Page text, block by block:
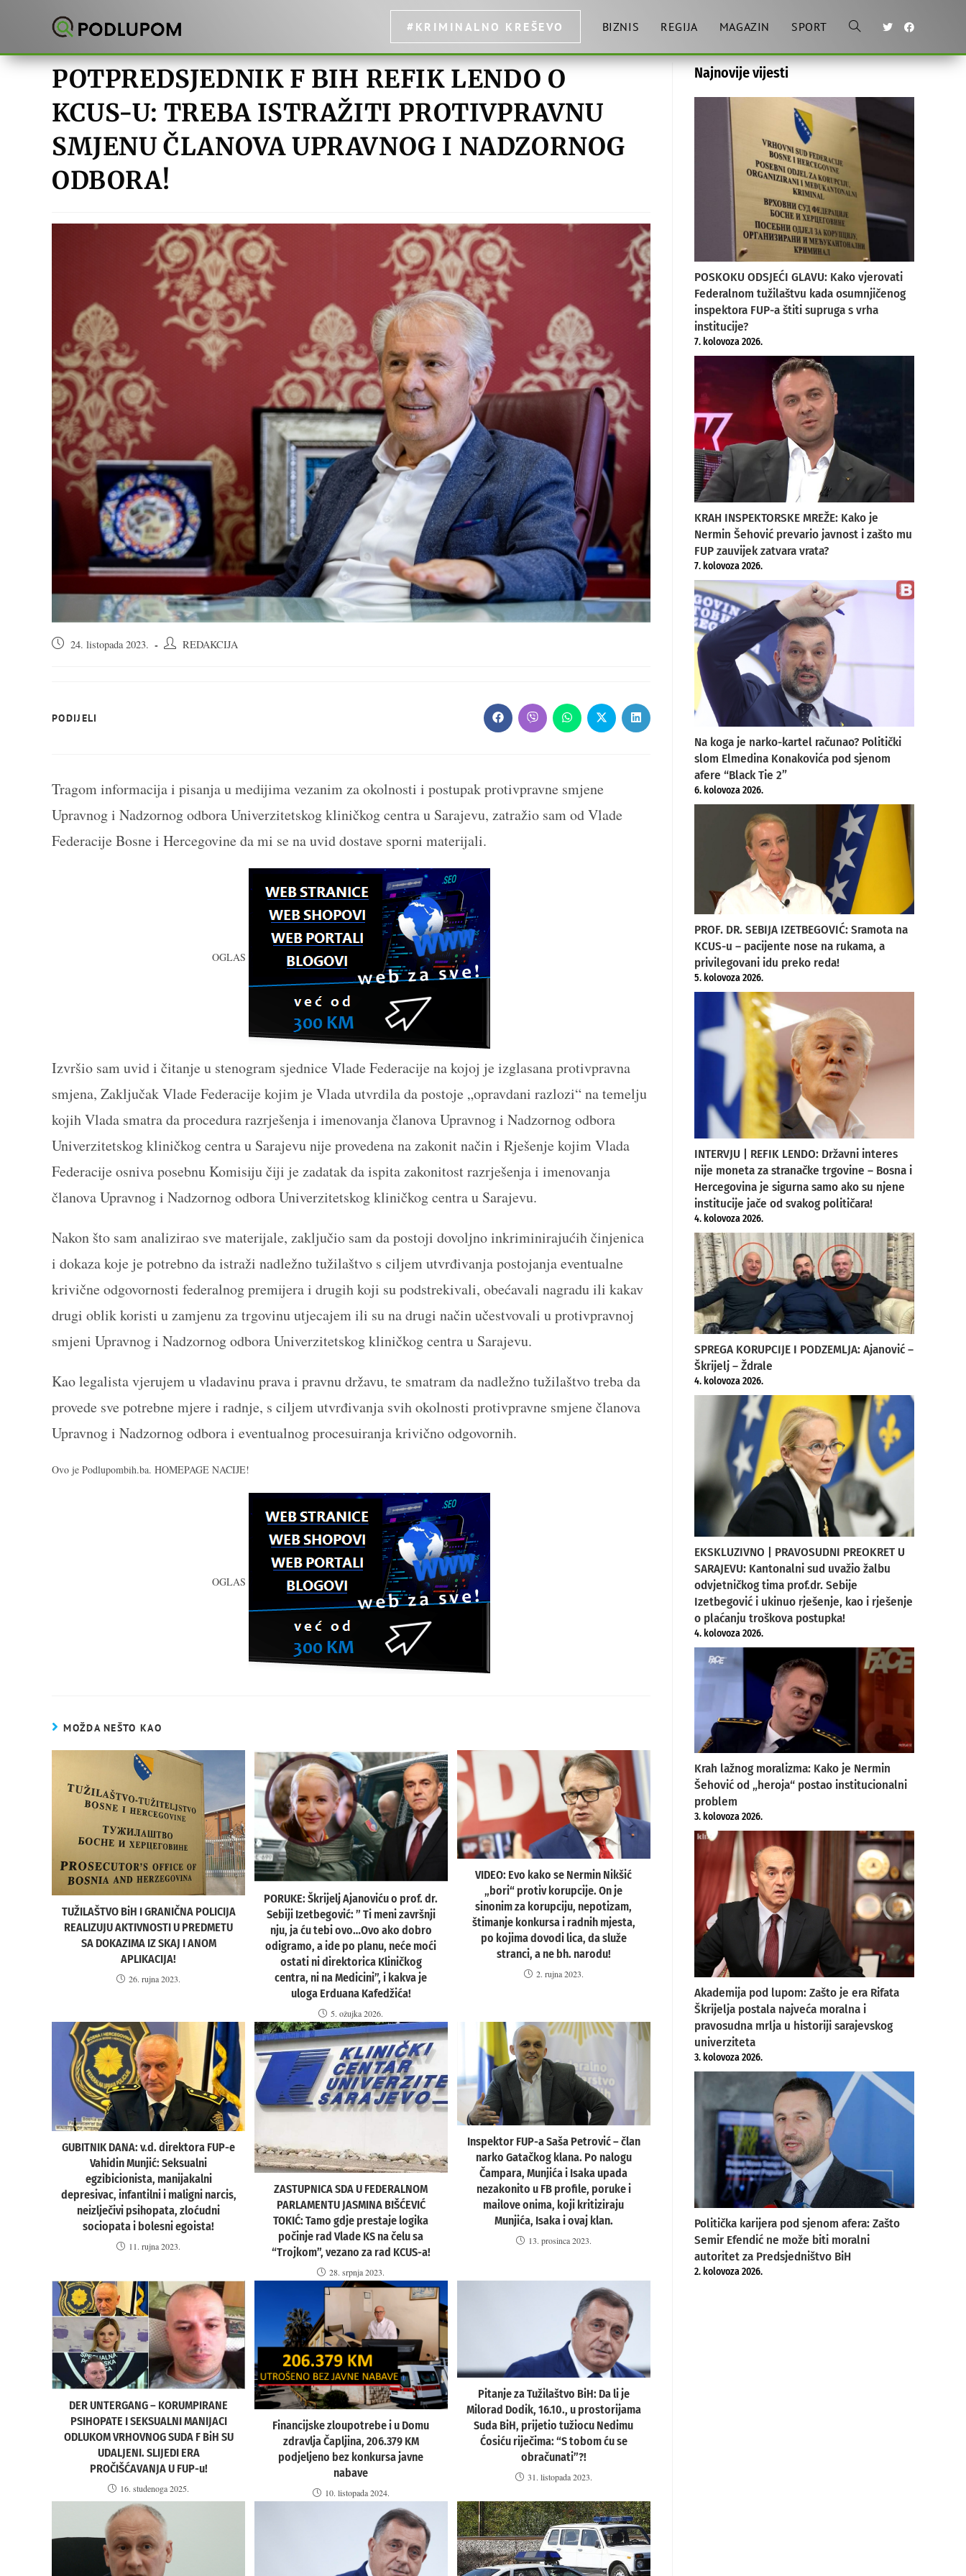
#KRIMINALNO KREŠEVO BIZNIS REGIJA MAGAZIN SPORT Toggle
search
POTPREDSJEDNIK F BIH REFIK LENDO O
KCUS-U: TREBA ISTRAŽITI PROTIVPRAVNU
SMJENU ČLANOVA UPRAVNOG I NADZORNOG
ODBORA!
Objava24. listopada 2023.
AutorREDAKCIJA
PODIJELI Opens
in
Opens
in
Opens
in
Opens
in
Opens
in
Tragom informacija i pisanja u medijima vezanim za okolnosti i postupak protivpravne smjene
Upravnog i Nadzornog odbora Univerzitetskog kliničkog centra u Sarajevu, zatražio sam od Vlade
Federacije Bosne i Hercegovine da mi se na uvid dostave sporni materijali.
OGLAS
Izvršio sam uvid i čitanje u stenogram sjednice Vlade Federacije na kojoj je izglasana protivpravna
smjena, Zaključak Vlade Federacije kojim je Vlada utvrdila da postoje „opravdani razlozi“ na temelju
kojih Vlada smatra da procedura razrješenja i imenovanja članova Upravnog i Nadzornog odbora
Univerzitetskog kliničkog centra u Sarajevu nije provedena na zakonit način i Rješenje kojim Vlada
Federacije osniva posebnu Komisiju čiji je zadatak da ispita zakonitost razrješenja i imenovanja
članova Upravnog i Nadzornog odbora Univerzitetskog kliničkog centra u Sarajevu.
Nakon što sam analizirao sve materijale, zaključio sam da postoji dovoljno inkriminirajućih činjenica
i dokaza koje je potrebno da istraži nadležno tužilaštvo s ciljem utvrđivanja postojanja eventualne
krivične odgovornosti federalnog premijera i drugih koji su podstrekivali, obećavali nagradu ili kakav
drugi oblik koristi u zamjenu za trgovinu utjecajem ili su na drugi način učestvovali u protivpravnoj
smjeni Upravnog i Nadzornog odbora Univerzitetskog kliničkog centra u Sarajevu.
Kao legalista vjerujem u vladavinu prava i pravnu državu, te smatram da nadležno tužilaštvo treba da
provede sve potrebne mjere i radnje, s ciljem utvrđivanja svih okolnosti protivpravne smjene članova
Upravnog i Nadzornog odbora i eventualnog procesuiranja krivično odgovornih.
Ovo je Podlupombih.ba. HOMEPAGE NACIJE!
OGLAS
MOŽDA NEŠTO KAO
TUŽILAŠTVO BiH I GRANIČNA POLICIJA
REALIZUJU AKTIVNOSTI U PREDMETU
SA DOKAZIMA IZ SKAJ I ANOM
APLIKACIJA!
26. rujna 2023.
PORUKE: Škrijelj Ajanoviću o prof. dr.
Sebiji Izetbegović: ” Ti meni završnji
nju, ja ću tebi ovo…Ovo ako dobro
odigramo, a ide po planu, neće moći
ostati ni direktorica Kliničkog
centra, ni na Medicini”, i kakva je
uloga Erduana Kafedžića!
5. ožujka 2026.
VIDEO: Evo kako se Nermin Nikšić
„bori“ protiv korupcije. On je
sinonim za korupciju, nepotizam,
štimanje konkursa i radnih mjesta,
po kojima dovodi lica, da služe
stranci, a ne bh. narodu!
2. rujna 2023.
GUBITNIK DANA: v.d. direktora FUP-e
Vahidin Munjić: Seksualni
egzibicionista, manijakalni
depresivac, infantilni i maligni narcis,
neizlječivi psihopata, zloćudni
sociopata i bolesni egoista!
11. rujna 2023.
ZASTUPNICA SDA U FEDERALNOM
PARLAMENTU JASMINA BIŠĆEVIĆ
TOKIĆ: Tamo gdje prestaje logika
počinje rad Vlade KS na čelu sa
“Trojkom”, vezano za rad KCUS-a!
28. srpnja 2023.
Inspektor FUP-a Saša Petrović – član
narko Gatačkog klana. Po nalogu
Čampara, Munjića i Isaka upada
nezakonito u FB profile, poruke i
mailove onima, koji kritiziraju
Munjića, Isaka i ovaj klan.
13. prosinca 2023.
DER UNTERGANG – KORUMPIRANE
PSIHOPATE I SEKSUALNI MANIJACI
ODLUKOM VRHOVNOG SUDA F BiH SU
UDALJENI. SLIJEDI ERA
PROČIŠĆAVANJA U FUP-u!
16. studenoga 2025.
Financijske zloupotrebe i u Domu
zdravlja Čapljina, 206.379 KM
podjeljeno bez konkursa javne
nabave
10. listopada 2024.
Pitanje za Tužilaštvo BiH: Da li je
Milorad Dodik, 16.10., u prostorijama
Suda BiH, prijetio tužiocu Nedimu
Ćosiću riječima: “S tobom ću se
obračunati”?!
31. listopada 2023.
Najnovije vijesti
POSKOKU ODSJEĆI GLAVU: Kako vjerovati
Federalnom tužilaštvu kada osumnjičenog
inspektora FUP-a štiti supruga s vrha
institucije?
7. kolovoza 2026.
KRAH INSPEKTORSKE MREŽE: Kako je
Nermin Šehović prevario javnost i zašto mu
FUP zauvijek zatvara vrata?
7. kolovoza 2026.
Na koga je narko-kartel računao? Politički
slom Elmedina Konakovića pod sjenom
afere “Black Tie 2”
6. kolovoza 2026.
PROF. DR. SEBIJA IZETBEGOVIĆ: Sramota na
KCUS-u – pacijente nose na rukama, a
privilegovani idu preko reda!
5. kolovoza 2026.
INTERVJU | REFIK LENDO: Državni interes
nije moneta za stranačke trgovine – Bosna i
Hercegovina je sigurna samo ako su njene
institucije jače od svakog političara!
4. kolovoza 2026.
SPREGA KORUPCIJE I PODZEMLJA: Ajanović –
Škrijelj – Ždrale
4. kolovoza 2026.
EKSKLUZIVNO | PRAVOSUDNI PREOKRET U
SARAJEVU: Kantonalni sud uvažio žalbu
odvjetničkog tima prof.dr. Sebije
Izetbegović i ukinuo rješenje, kao i rješenje
o plaćanju troškova postupka!
4. kolovoza 2026.
Krah lažnog moralizma: Kako je Nermin
Šehović od „heroja“ postao institucionalni
problem
3. kolovoza 2026.
Akademija pod lupom: Zašto je era Rifata
Škrijelja postala najveća moralna i
pravosudna mrlja u historiji sarajevskog
univerziteta
3. kolovoza 2026.
Politička karijera pod sjenom afera: Zašto
Semir Efendić ne može biti moralni
autoritet za Predsjedništvo BiH
2. kolovoza 2026.